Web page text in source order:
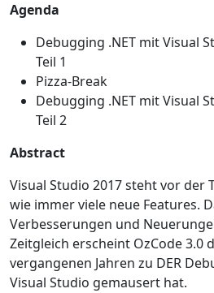
Agenda
Debugging .NET mit Visual
Teil 1
Pizza-Break
Debugging .NET mit Visual
Teil 2
Abstract
Visual Studio 2017 steht vor der
wie immer viele neue Features.
Verbesserungen und
Zeitgleich erscheint OzCode 3.0
vergangenen Jahren zu DER
Visual Studio gemausert hat.